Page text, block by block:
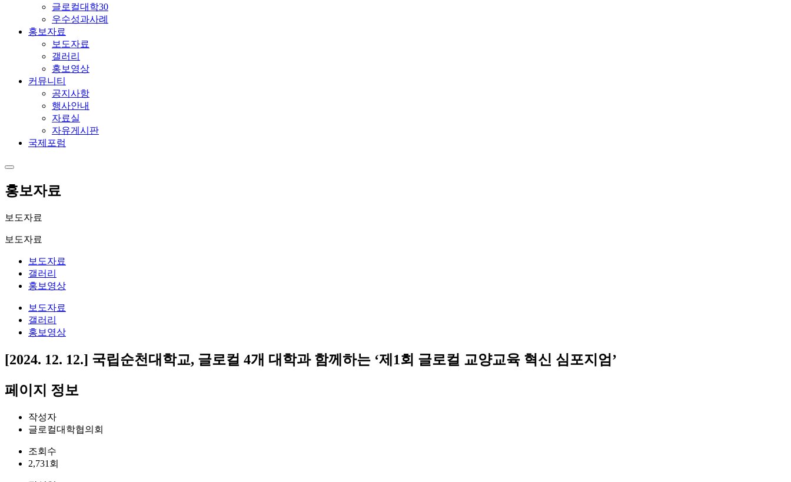
글로컬대학30
우수성과사례
홍보자료
보도자료
갤러리
홍보영상
커뮤니티
공지사항
행사안내
자료실
자유게시판
국제포럼
홍보자료
보도자료
보도자료
보도자료
갤러리
홍보영상
보도자료
갤러리
홍보영상
[2024. 12. 12.] 국립순천대학교, 글로컬 4개 대학과 함께하는 ‘제1회 글로컬 교양교육 혁신 심포지엄’
페이지 정보
작성자
글로컬대학협의회
조회수
2,731회